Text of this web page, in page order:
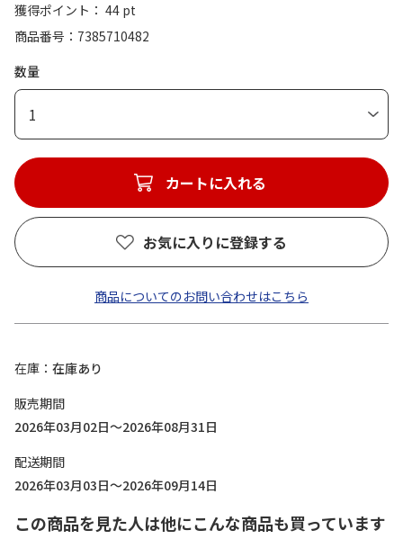
獲得ポイント： 44 pt
商品番号
7385710482
数量
1
カートに入れる
お気に入りに登録する
商品についてのお問い合わせはこちら
在庫
在庫あり
販売期間
2026年03月02日～2026年08月31日
配送期間
2026年03月03日～2026年09月14日
この商品を見た人は他にこんな商品も買っています